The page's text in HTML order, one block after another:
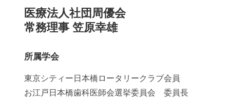
医療法人社団周優会
常務理事 笠原幸雄
所属学会
東京シティー日本橋ロータリークラブ会員
お江戸日本橋歯科医師会選挙委員会 委員長